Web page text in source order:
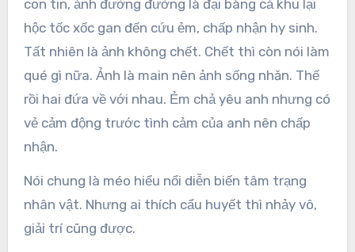
con tin, ảnh đường đường là đại bàng cả khu lại
hộc tốc xốc gan đến cứu ẻm, chấp nhận hy sinh.
Tất nhiên là ảnh không chết. Chết thì còn nói làm
qué gì nữa. Ảnh là main nên ảnh sống nhăn. Thế
rồi hai đứa về với nhau. Ẻm chả yêu anh nhưng có
vẻ cảm động trước tình cảm của anh nên chấp
nhận.
Nói chung là méo hiểu nổi diễn biến tâm trạng
nhân vật. Nhưng ai thích cẩu huyết thì nhảy vô,
giải trí cũng được.